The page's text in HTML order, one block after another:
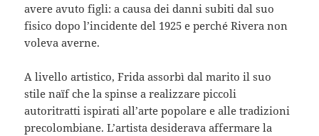
avere avuto figli: a causa dei danni subiti dal suo
fisico dopo l’incidente del 1925 e perché Rivera non
voleva averne.
A livello artistico, Frida assorbì dal marito il suo
stile naïf che la spinse a realizzare piccoli
autoritratti ispirati all’arte popolare e alle tradizioni
precolombiane. L’artista desiderava affermare la